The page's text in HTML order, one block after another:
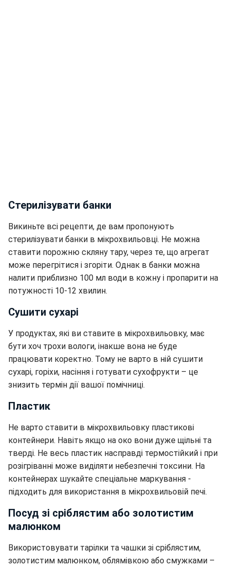
Стерилізувати банки
Викиньте всі рецепти, де вам пропонують
стерилізувати банки в мікрохвильовці. Не можна
ставити порожню скляну тару, через те, що агрегат
може перегрітися і згоріти. Однак в банки можна
налити приблизно 100 мл води в кожну і пропарити на
потужності 10-12 хвилин.
Сушити сухарі
У продуктах, які ви ставите в мікрохвильовку, має
бути хоч трохи вологи, інакше вона не буде
працювати коректно. Тому не варто в ній сушити
сухарі, горіхи, насіння і готувати сухофрукти – це
знизить термін дії вашої помічниці.
Пластик
Не варто ставити в мікрохвильовку пластикові
контейнери. Навіть якщо на око вони дуже щільні та
тверді. Не весь пластик насправді термостійкий і при
розігріванні може виділяти небезпечні токсини. На
контейнерах шукайте спеціальне маркування -
підходить для використання в мікрохвильовій печі.
Посуд зі сріблястим або золотистим
малюнком
Використовувати тарілки та чашки зі сріблястим,
золотистим малюнком, облямівкою або смужками –